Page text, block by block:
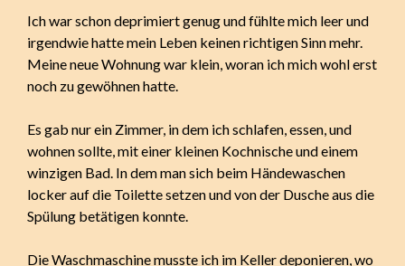
Ich war schon deprimiert genug und fühlte mich leer und
irgendwie hatte mein Leben keinen richtigen Sinn mehr.
Meine neue Wohnung war klein, woran ich mich wohl erst
noch zu gewöhnen hatte.
Es gab nur ein Zimmer, in dem ich schlafen, essen, und
wohnen sollte, mit einer kleinen Kochnische und einem
winzigen Bad. In dem man sich beim Händewaschen
locker auf die Toilette setzen und von der Dusche aus die
Spülung betätigen konnte.
Die Waschmaschine musste ich im Keller deponieren, wo